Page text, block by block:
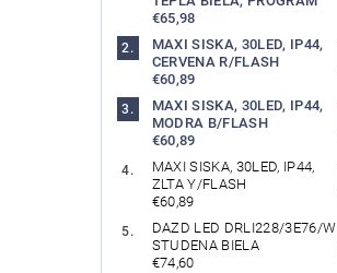
€65,98
MAXI SISKA, 30LED, IP44,
CERVENA R/FLASH
€60,89
MAXI SISKA, 30LED, IP44,
MODRA B/FLASH
€60,89
MAXI SISKA, 30LED, IP44,
ZLTA Y/FLASH
€60,89
DAZD LED DRLI228/3E76/W
STUDENA BIELA
€74,60